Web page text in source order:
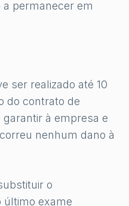
permanecer em
ser realizado até 10
do contrato de
à empresa e
nenhum dano à
o
último exame